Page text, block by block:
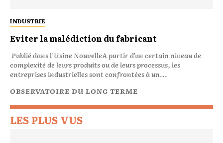
INDUSTRIE
Eviter la malédiction du fabricant
Publié dans l'Usine NouvelleA partir d’un certain niveau de
complexité de leurs produits ou de leurs processus, les
entreprises industrielles sont confrontées à un...
OBSERVATOIRE DU LONG TERME
LES PLUS VUS